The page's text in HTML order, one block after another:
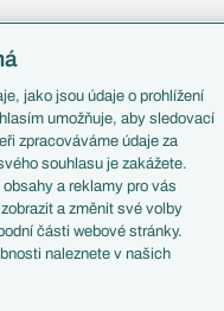
ČTK.
jako jsou údaje o prohlížení
umožňuje, aby sledovací
zpracováváme údaje za
souhlasu je zakážete.
a reklamy pro vás
a změnit své volby
části webové stránky.
naleznete v našich